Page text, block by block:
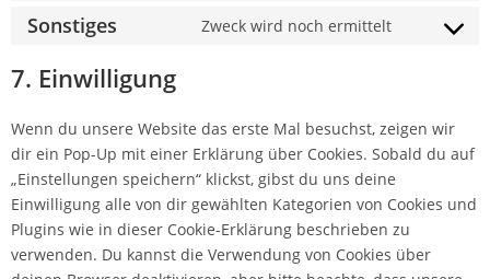
Sonstiges Zweck wird noch ermittelt
7. Einwilligung
Wenn du unsere Website das erste Mal besuchst, zeigen wir
dir ein Pop-Up mit einer Erklärung über Cookies. Sobald du auf
„Einstellungen speichern“ klickst, gibst du uns deine
Einwilligung alle von dir gewählten Kategorien von Cookies und
Plugins wie in dieser Cookie-Erklärung beschrieben zu
verwenden. Du kannst die Verwendung von Cookies über